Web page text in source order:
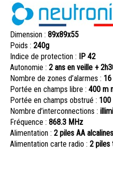
Dimension : 89x89x55
Poids : 240g
Indice de protection : IP 42
Autonomie : 2 ans en veille +
Nombre de zones d’alarmes : 16
Portée en champs libre : 400 m
Portée en champs obstrué : 100
Nombre d’interconnections :
Fréquence : 868.3 MHz
Alimentation : 2 piles AA alcalines
Alimentation carte radio : 2 piles